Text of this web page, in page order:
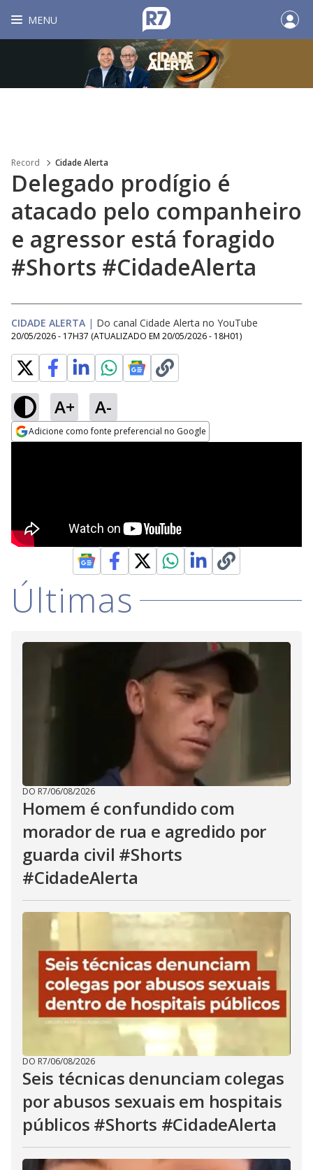
MENU
Record Cidade Alerta
Delegado prodígio é
atacado pelo companheiro
e agressor está foragido
#Shorts #CidadeAlerta
CIDADE ALERTA | Do canal Cidade Alerta no YouTube
20/05/2026 - 17H37 (ATUALIZADO EM 20/05/2026 - 18H01)
A+ A-
Adicione como fonte preferencial no Google
Últimas
DO R7/06/08/2026
Homem é confundido com
morador de rua e agredido por
guarda civil #Shorts
#CidadeAlerta
DO R7/06/08/2026
Seis técnicas denunciam colegas
por abusos sexuais em hospitais
públicos #Shorts #CidadeAlerta